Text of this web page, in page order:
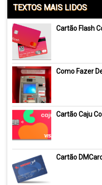
TEXTOS MAIS LIDOS
Cartão Flash
Como Fazer
Cartão Caju
Cartão